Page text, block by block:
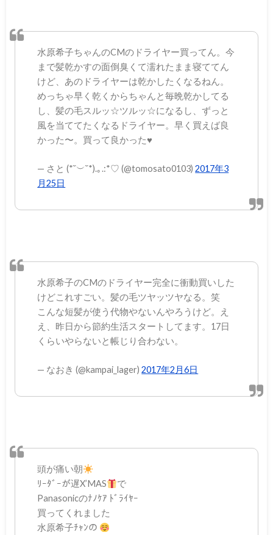
水原希子ちゃんのCMのドライヤー買ってん。今
まで髪乾かすの面倒臭くて濡れたまま寝ててん
けど、あのドライヤーは乾かしたくなるねん。
めっちゃ早く乾くからちゃんと毎晩乾かしてる
し、髪の毛スルッ☆ツルッ☆になるし、ずっと
風を当ててたくなるドライヤー。早く買えば良
かった〜。買って良かった♥
— さと (*˘︶˘*).｡.:*♡ (@tomosato0103)2017年3
月25日
水原希子のCMのドライヤー完全に衝動買いした
けどこれすごい。髪の毛ツヤッツヤなる。笑
こんな短髪が使う代物やないんやろうけど。え
え、昨日から節約生活スタートしてます。17日
くらいやらないと帳じり合わない。
— なおき (@kampai_lager)2017年2月6日
頭が痛い朝
ﾘｰﾀﾞｰが遅X’MAS
で
Panasonicのﾅﾉｹｱ ﾄﾞﾗｲﾔｰ
買ってくれました
水原希子ﾁｬﾝの